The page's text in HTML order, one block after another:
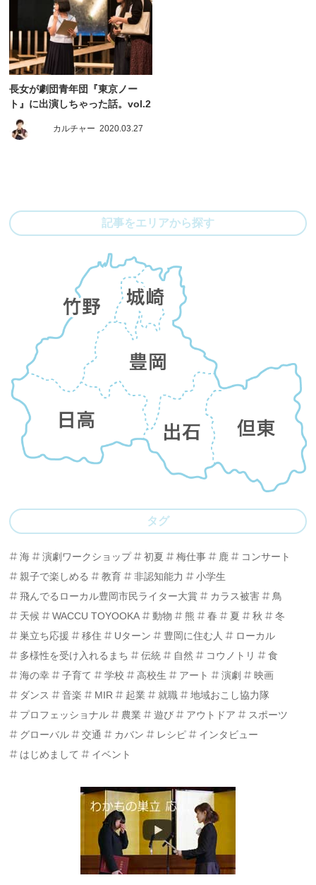
長女が劇団青年団『東京ノー
ト』に出演しちゃった話。vol.2
カルチャー 2020.03.27
記事をエリアから探す
タグ
海 演劇ワークショップ 初夏 梅仕事 鹿
コンサート
親子で楽しめる
教育 非認知能力
小学生
飛んでるローカル豊岡市民ライター大賞
カラス被害
鳥
天候
WACCU TOYOOKA 動物 熊 春 夏 秋
冬
巣立ち応援
移住 Uターン 豊岡に住む人
ローカル
多様性を受け入れるまち
伝統 自然 コウノトリ
食
海の幸
子育て 学校 高校生 アート 演劇
映画
ダンス
音楽 MIR 起業 就職
地域おこし協力隊
プロフェッショナル
農業 遊び アウトドア
スポーツ
グローバル
交通 カバン レシピ
インタビュー
はじめまして
イベント